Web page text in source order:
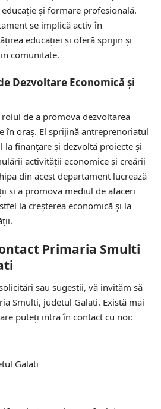
și formare profesională.
se implică activ în
educației și oferă sprijin și
comunitate.
Dezvoltare Economică și
de a promova dezvoltarea
în oraș. El sprijină antreprenoriatul
la finanțare și dezvoltă proiecte și
activității economice și creării
din acest departament lucrează
și a promova mediul de afaceri
la creșterea economică și la
Primaria Smulti
sau sugestii, vă invităm să
Smulti, judetul Galati. Există mai
puteți intra în contact cu noi:
Galati